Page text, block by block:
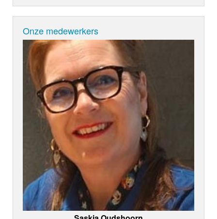
Onze medewerkers